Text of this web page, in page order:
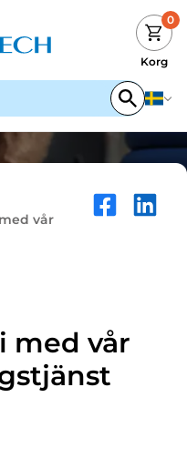
0
Korg
vår
med vår